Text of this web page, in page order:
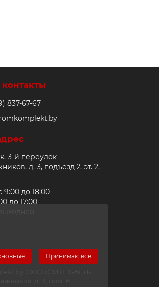
Принимаю все
837-67-67
3-й переулок
д. 3, подъезд 2, эт. 2,
9:00 до 18:00
до 17:00
ООО «СМТЕХ-БЕЛ».
д. 3, пом. 6